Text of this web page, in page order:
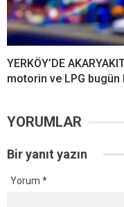
YERKÖY’DE
motorin ve LPG bugün
YORUMLAR
Bir yanıt yazın
Yorum *